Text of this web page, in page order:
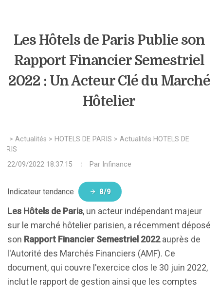
Les Hôtels de Paris Publie son
Rapport Financier Semestriel
2022 : Un Acteur Clé du Marché
Hôtelier
> Actualités > HOTELS DE PARIS > Actualités HOTELS DE
22/09/2022 18:37:15
Par Infinance
Indicateur tendance 8/9
Les Hôtels de Paris, un acteur indépendant majeur
sur le marché hôtelier parisien, a récemment déposé
son Rapport Financier Semestriel 2022auprès de
l'Autorité des Marchés Financiers (AMF). Ce
document, qui couvre l'exercice clos le 30 juin 2022,
inclut le rapport de gestion ainsi que les comptes